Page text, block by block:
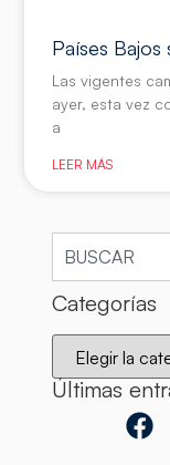
Países
Las vigentes
ayer, esta vez
a
LEER MÁS
Categorías
Últimas